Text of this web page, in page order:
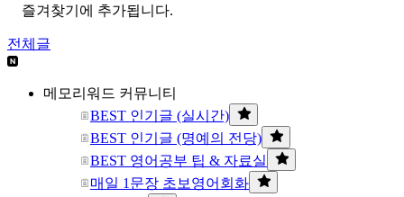
즐겨찾기에 추가됩니다.
전체글
메모리워드 커뮤니티
BEST 인기글 (실시간)
BEST 인기글 (명예의 전당)
BEST 영어공부 팁 & 자료실
매일 1문장 초보영어회화